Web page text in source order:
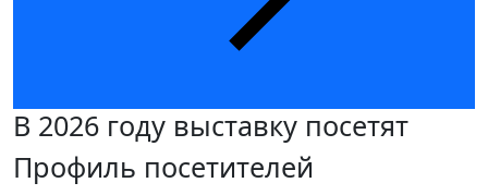
В 2026 году выставку посетят
Профиль посетителей